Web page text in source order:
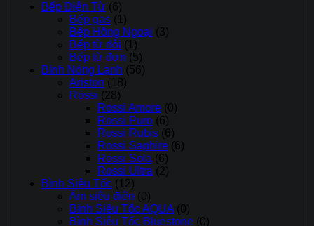
Bếp Điện Từ (6)
Bếp gas (1)
Bếp Hồng Ngoại (3)
Bếp từ đôi (1)
Bếp từ đơn (5)
Bình Nóng Lạnh (56)
Ariston (18)
Rossi (28)
Rossi Amore (0)
Rossi Puro (6)
Rossi Rubis (6)
Rossi Saphire (6)
Rossi Sola (6)
Rossi Ultra (2)
Bình Siêu Tốc (12)
Ấm siêu điện (0)
Bình Siêu Tốc AQUA (0)
Bình Siêu Tốc Bluestone (0)